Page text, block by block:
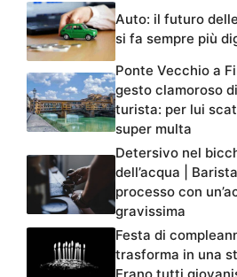
Auto: il futuro
si fa sempre più
Ponte Vecchio a
gesto clamoroso
turista: per lui
super multa
Detersivo nel
dell’acqua |
processo con
gravissima
Festa di
trasforma in una
Erano tutti